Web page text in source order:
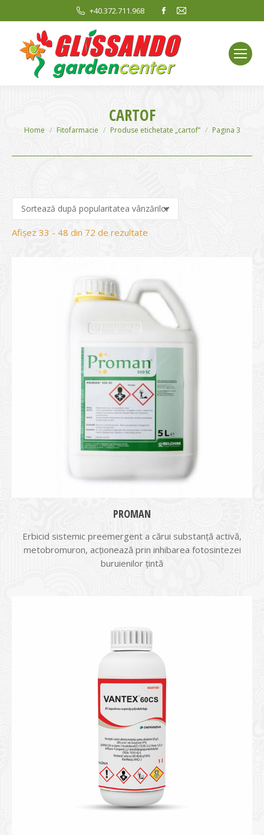
+40.372.711.968
Facebook
opens
in
new
window
Mail
window
CARTOF
You are here:
Home Fitofarmacie Produse etichetate „cartof” Pagina 3
Afișez 33 - 48 din 72 de rezultate
PROMAN
Erbicid sistemic preemergent a cărui substanță activă,
metobromuron, acționează prin inhibarea fotosintezei
buruienilor țintă